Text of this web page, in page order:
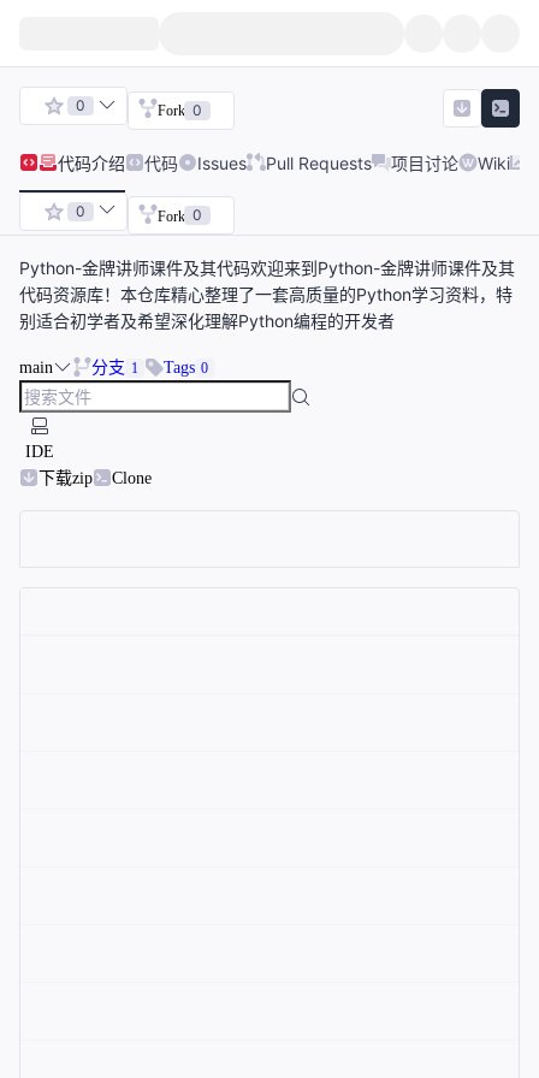
0 Fork 0
代码介绍 代码 Issues Pull Requests 项目讨论 Wiki
0 Fork 0
Python-金牌讲师课件及其代码欢迎来到Python-金牌讲师课件及其
代码资源库！本仓库精心整理了一套高质量的Python学习资料，特
别适合初学者及希望深化理解Python编程的开发者
main 分支 1 Tags 0
IDE
下载zip
Clone